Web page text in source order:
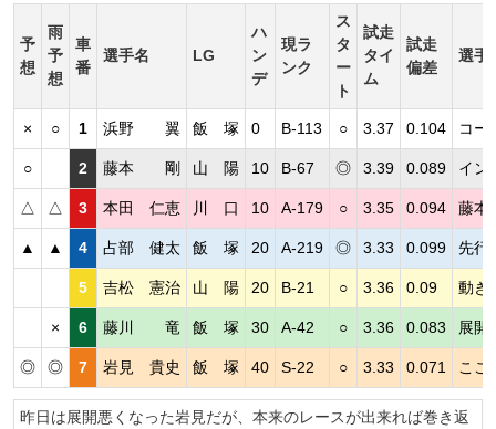
予
想
雨
予
想
車
番
選手名 LG
ハ
ン
デ
現ラ
ンク
ス
タ
ー
ト
試走
タイ
ム
試走
偏差
選手
× ○ 1 浜野 翼 飯 塚 0 B-113 ○ 3.37 0.104 コー
○ 2 藤本 剛 山 陽 10 B-67 ◎ 3.39 0.089 イン
△ △ 3 本田 仁恵 川 口 10 A-179 ○ 3.35 0.094 藤本
▲ ▲ 4 占部 健太 飯 塚 20 A-219 ◎ 3.33 0.099 先行
5 吉松 憲治 山 陽 20 B-21 ○ 3.36 0.09 動き
× 6 藤川 竜 飯 塚 30 A-42 ○ 3.36 0.083 展開
◎ ◎ 7 岩見 貴史 飯 塚 40 S-22 ○ 3.33 0.071 ここ
昨日は展開悪くなった岩見だが、本来のレースが出来れば巻き返